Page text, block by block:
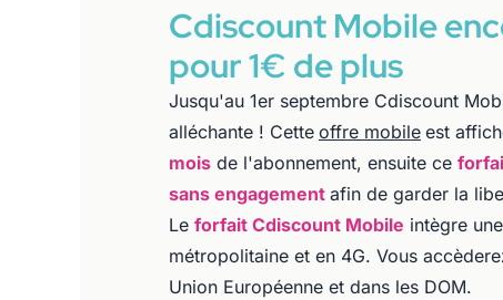
Cdiscount Mobile
pour 1€ de plus
Jusqu'au 1er septembre Cdiscount
alléchante ! Cette offre mobile est
mois de l'abonnement, ensuite ce
sans engagement afin de garder la
Le forfait Cdiscount Mobile intègre une
métropolitaine et en 4G. Vous
Union Européenne et dans les DOM.